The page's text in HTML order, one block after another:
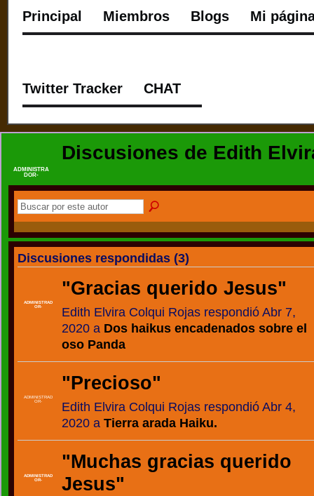
Principal Miembros Blogs Mi
Twitter Tracker CHAT
ADMINISTRA
DOR-
Discusiones de Edith
Discusiones respondidas (3)
ADMINISTRAD
OR-
"Gracias querido Jesus"
Edith Elvira Colqui Rojas respondió Abr 7,
2020 a Dos haikus encadenados sobre el
oso Panda
ADMINISTRAD
OR-
"Precioso"
Edith Elvira Colqui Rojas respondió Abr 4,
2020 a Tierra arada Haiku.
ADMINISTRAD
OR-
"Muchas gracias querido
Jesus"